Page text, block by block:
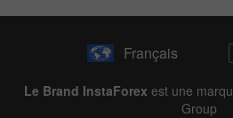
Français
Le Brand InstaForex est une
Group